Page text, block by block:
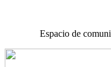
Espacio de